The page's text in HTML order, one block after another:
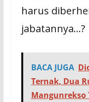
harus
jabatannya…?
BACA JUGA
Ternak, Dua
Mangunrekso